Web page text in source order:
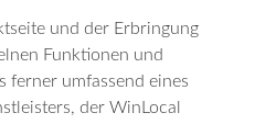
und der Erbringung
Funktionen und
ferner umfassend eines
der WinLocal